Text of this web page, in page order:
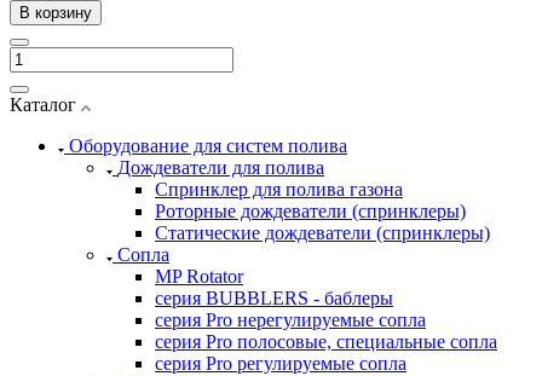
В корзину
Каталог
Оборудование для систем полива
Дождеватели для полива
Cпринклер для полива газона
Роторные дождеватели (спринклеры)
Статические дождеватели (спринклеры)
Сопла
MP Rotator
серия BUBBLERS - баблеры
серия Pro нерегулируемые сопла
серия Pro полосовые, специальные сопла
серия Pro регулируемые сопла